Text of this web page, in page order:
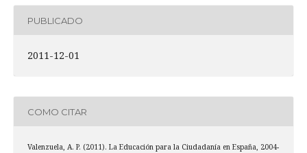
PUBLICADO
2011-12-01
COMO CITAR
Valenzuela, A. P. (2011). La Educación para la Ciudadanía en España, 2004-